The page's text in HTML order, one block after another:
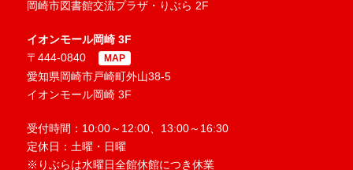
岡崎市図書館交流プラザ・りぶら 2F
イオンモール岡崎 3F
〒444-0840
MAP
愛知県岡崎市戸崎町外山38-5
イオンモール岡崎 3F
受付時間：10:00～12:00、13:00～16:30
定休日：土曜・日曜
※りぶらは水曜日全館休館につき休業